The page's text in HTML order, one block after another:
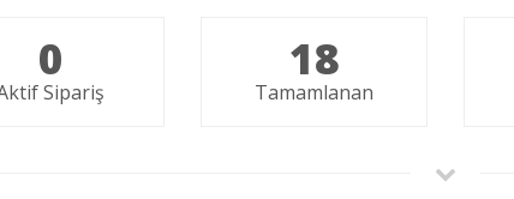
0
Sipariş
18
Tamamlanan